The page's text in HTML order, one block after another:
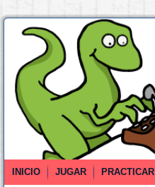
INICIO JUGAR PRACTICAR